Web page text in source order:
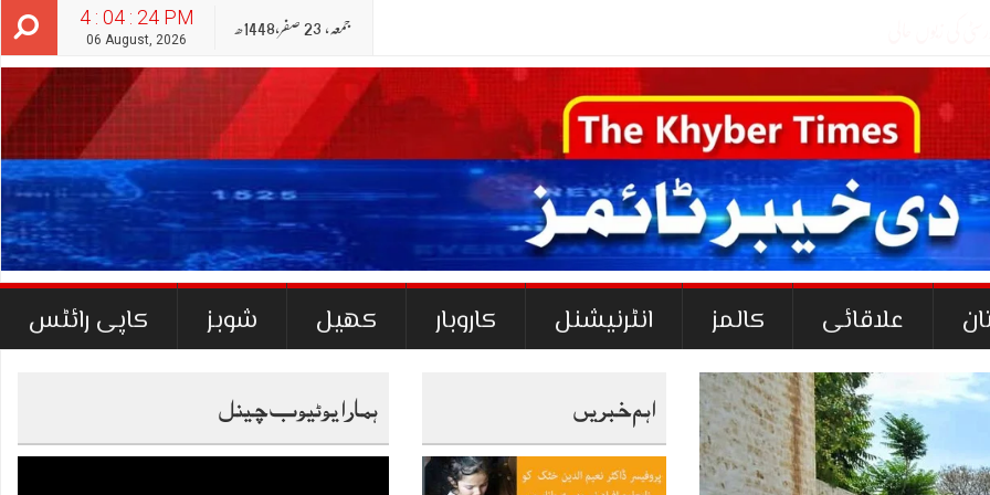
4 : 04 : 25 PM
06 August, 2026
جمعہ‬‮, 23 صفر‬,1448ھ
علاقائی کالمز انٹرنیشنل کاروبار کھیل شوبز کاپی رائٹس
اہم خبریں ہمارا یوٹیوب چینل